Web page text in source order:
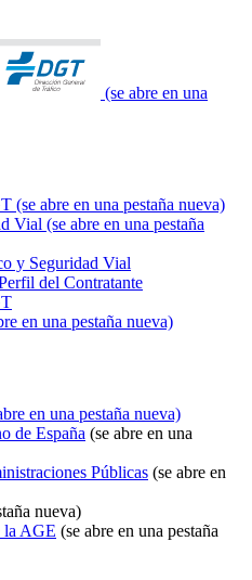
(se abre en una
(se abre en una pestaña nueva)
Vial (se abre en una pestaña
y Seguridad Vial
del Contratante
en una pestaña nueva)
en una pestaña nueva)
de España (se abre en una
Públicas (se abre en
nueva)
la AGE (se abre en una pestaña